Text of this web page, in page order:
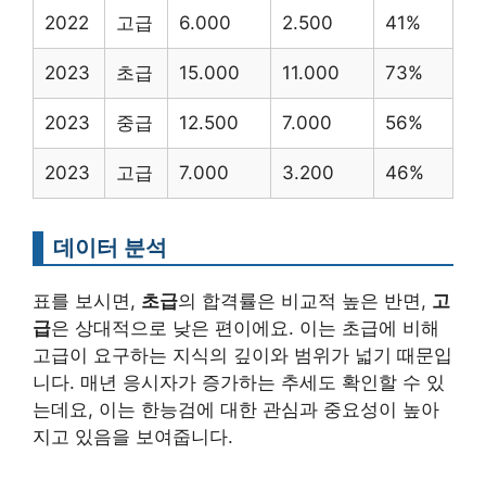
2022 고급 6.000 2.500 41%
2023 초급 15.000 11.000 73%
2023 중급 12.500 7.000 56%
2023 고급 7.000 3.200 46%
데이터 분석
표를 보시면, 초급의 합격률은 비교적 높은 반면, 고
급은 상대적으로 낮은 편이에요. 이는 초급에 비해
고급이 요구하는 지식의 깊이와 범위가 넓기 때문입
니다. 매년 응시자가 증가하는 추세도 확인할 수 있
는데요, 이는 한능검에 대한 관심과 중요성이 높아
지고 있음을 보여줍니다.